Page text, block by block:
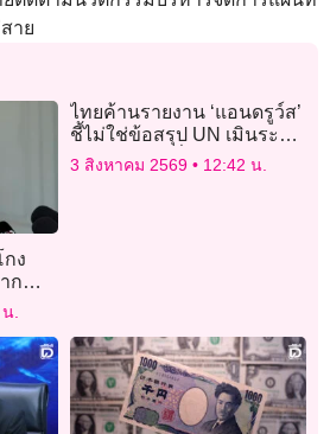
าย
ง
ก
คืน
.
ไทยค้านรายงาน ‘แอนดรูว์ส’
ชี้ไม่ใช่ข้อสรุป UN เมินระบุ
ความสูญเสียฝั่งไทยถูก
3 สิงหาคม 2569 12:42 น.